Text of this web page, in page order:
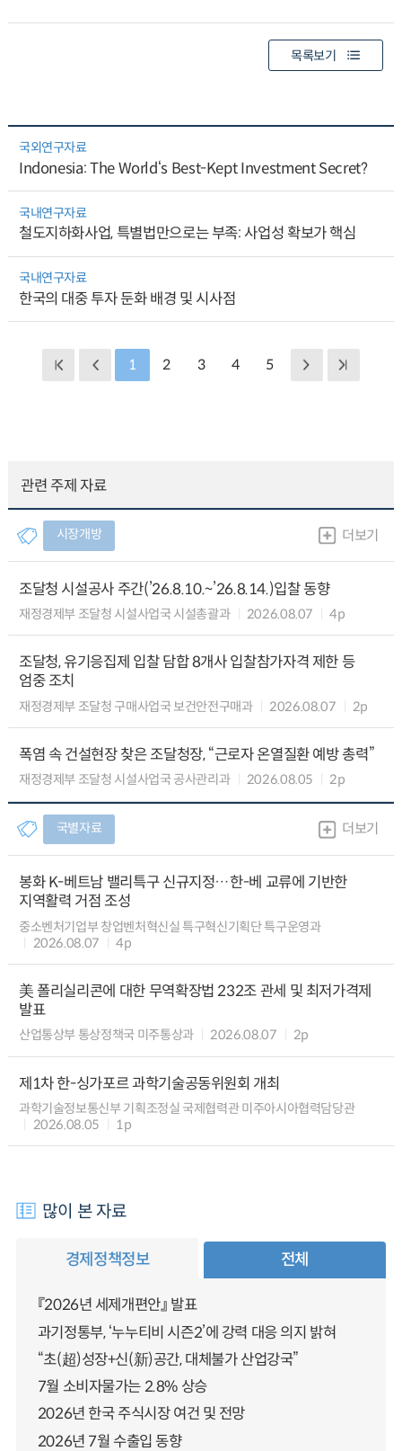
목록보기
국외연구자료
Indonesia: The World‘s Best-Kept Investment Secret?
국내연구자료
철도지하화사업, 특별법만으로는 부족: 사업성 확보가 핵심
국내연구자료
한국의 대중 투자 둔화 배경 및 시사점
1 2 3 4 5
관련 주제 자료
시장개방 더보기
조달청 시설공사 주간(’26.8.10.~’26.8.14.)입찰 동향
재정경제부 조달청 시설사업국 시설총괄과 2026.08.07 4p
조달청, 유기응집제 입찰 담합 8개사 입찰참가자격 제한 등
엄중 조치
재정경제부 조달청 구매사업국 보건안전구매과 2026.08.07 2p
폭염 속 건설현장 찾은 조달청장, “근로자 온열질환 예방 총력”
재정경제부 조달청 시설사업국 공사관리과 2026.08.05 2p
국별자료 더보기
봉화 K-베트남 밸리특구 신규지정…한-베 교류에 기반한
지역활력 거점 조성
중소벤처기업부 창업벤처혁신실 특구혁신기획단 특구운영과
2026.08.07
4p
美 폴리실리콘에 대한 무역확장법 232조 관세 및 최저가격제
발표
산업통상부 통상정책국 미주통상과 2026.08.07 2p
제1차 한-싱가포르 과학기술공동위원회 개최
과학기술정보통신부 기획조정실 국제협력관 미주아시아협력담당관
2026.08.05
1p
많이 본 자료
경제정책정보 전체
『2026년 세제개편안』 발표
과기정통부, ‘누누티비 시즌2’에 강력 대응 의지 밝혀
“초(超)성장+신(新)공간, 대체불가 산업강국”
7월 소비자물가는 2.8% 상승
2026년 한국 주식시장 여건 및 전망
2026년 7월 수출입 동향